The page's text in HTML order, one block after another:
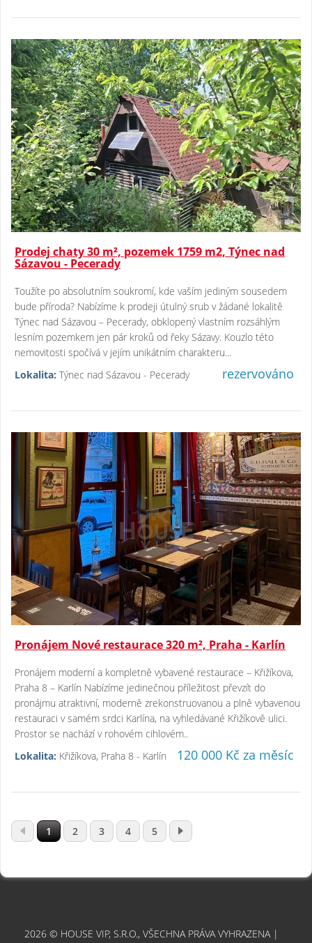
Prodej chaty 30 m², pozemek 1759 m2, Týnec nad
Sázavou - Pecerady
Toužíte po absolutním soukromí, kde vaším jediným sousedem
bude příroda? Nabízíme k prodeji útulný srub v žádané lokalitě
Týnec nad Sázavou – Pecerady, obklopený vlastním rozsáhlým
lesním pozemkem jen pár kroků od řeky Sázavy. Kouzlo této
nemovitosti spočívá v jejím unikátním charakteru...
Lokalita: Týnec nad Sázavou - Pecerady rezervováno
Pronájem Nové restaurace 320 m², Praha - Karlín
Pronájem moderní a kompletně vybavené restaurace – Křižíkova,
Praha 8 – Karlín Nabízíme jedinečnou příležitost převzít do
pronájmu atraktivní, moderně zrekonstruovanou a plně vybavenou
restauraci v samém srdci Karlína, na vyhledávané Křižíkově ulici.
Prostor se nachází v rohovém cihlovém..
Lokalita: Křižíkova, Praha 8 - Karlín 120 000 Kč za měsíc
1 2 3 4 5
2026 © HOUSE VIP, S.R.O., VŠECHNA PRÁVA VYHRAZENA |